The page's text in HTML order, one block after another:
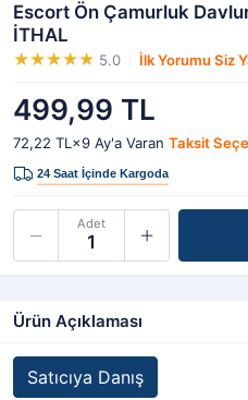
Escort Ön Çamurluk
İTHAL
5.0 İlk Yorumu Siz
499,99 TL
72,22 TL×9 Ay'a Varan Taksit
Adet
Ürün Açıklaması
Satıcıya Danış